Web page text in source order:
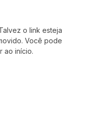
o link esteja
Você pode
ao início.